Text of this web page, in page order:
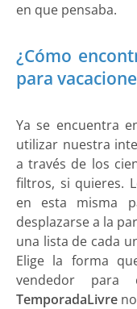
en que pensaba.
¿Cómo
para
Ya se encuentra
utilizar nuestra
a través de los
filtros, si quieres.
en esta misma
desplazarse a la
una lista de cada
Elige la forma
vendedor
TemporadaLivre